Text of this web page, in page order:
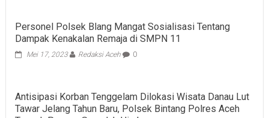
Personel Polsek Blang Mangat Sosialisasi Tentang
Dampak Kenakalan Remaja di SMPN 11
Mei 17, 2023 Redaksi Aceh 0
Antisipasi Korban Tenggelam Dilokasi Wisata Danau Lut
Tawar Jelang Tahun Baru, Polsek Bintang Polres Aceh